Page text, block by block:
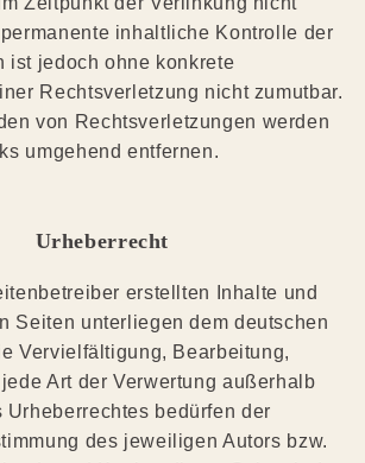
inhaltliche Kontrolle der
ist jedoch ohne konkrete
Rechtsverletzung nicht zumutbar.
von Rechtsverletzungen werden
umgehend entfernen.
Urheberrecht
erstellten Inhalte und
Seiten unterliegen dem deutschen
Vervielfältigung, Bearbeitung,
Art der Verwertung außerhalb
Urheberrechtes bedürfen der
des jeweiligen Autors bzw.